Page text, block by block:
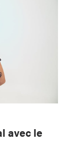
avec le